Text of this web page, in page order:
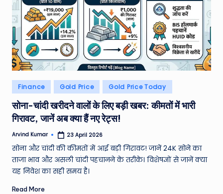
M
o
vi
e
N
e
w
s
A
ro
u
n
Posted
in
Finance Gold Price Gold Price Today
सोना-चांदी खरीदने वालों के लिए बड़ी खबर: कीमतों में भारी
गिरावट, जानें अब क्या हैं नए रेट्स!
Posted
by
Arvind Kumar 23 April 2026
सोना और चांदी की कीमतों में आई बड़ी गिरावट! जानें 24K सोने का
ताजा भाव और असली चांदी पहचानने के तरीके। विशेषज्ञों से जानें क्या
यह निवेश का सही समय है।
Read More